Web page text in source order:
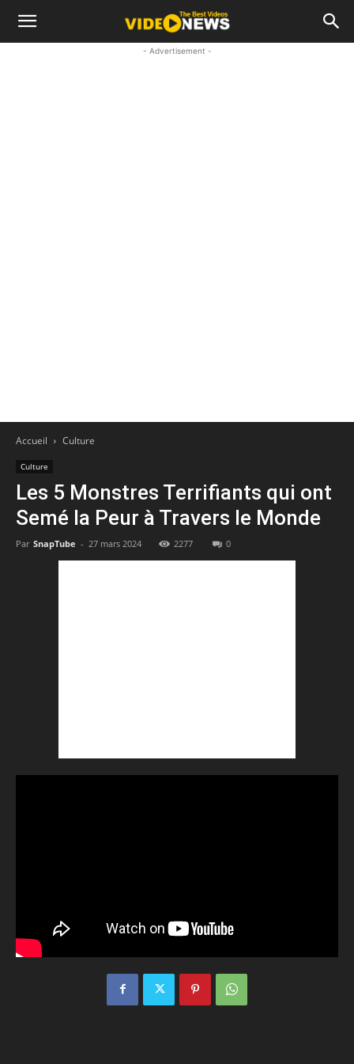
- Advertisement -
Accueil Culture
Culture
Les 5 Monstres Terrifiants qui ont
Semé la Peur à Travers le Monde
Par SnapTube - 27 mars 2024 2277 0